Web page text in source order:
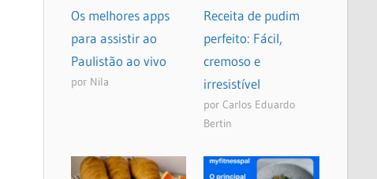
Os melhores apps
para assistir ao
Paulistão ao vivo
por Nila
Receita de pudim
perfeito: Fácil,
cremoso e
irresistível
por Carlos Eduardo
Bertin